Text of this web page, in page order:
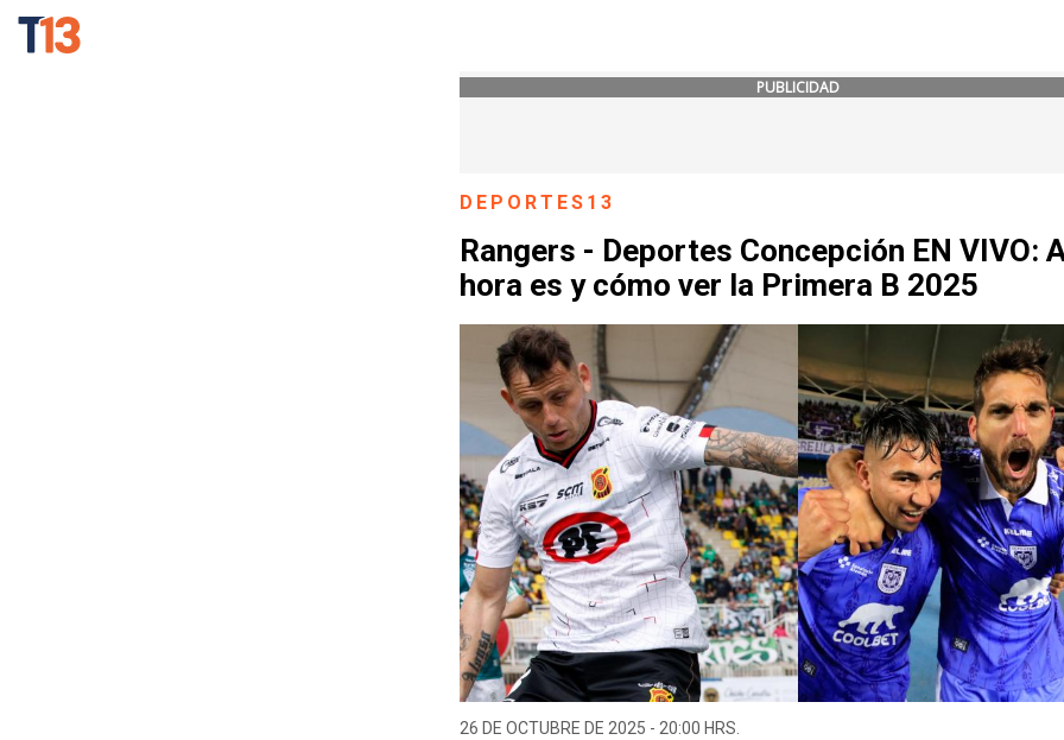
PUBLICIDAD
DEPORTES13
Rangers - Deportes Concepción EN VIVO:
hora es y cómo ver la Primera B 2025
26 DE OCTUBRE DE 2025 - 20:00 HRS.